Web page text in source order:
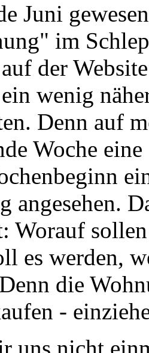
Juni
im
der
wenig
Denn auf
Woche
angesehen.
Worauf
es werden,
die
-